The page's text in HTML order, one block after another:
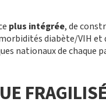
plus intégrée, de
diabète/VIH
nationaux de chaque